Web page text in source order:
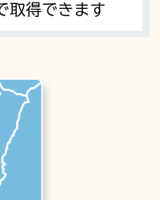
取得できます